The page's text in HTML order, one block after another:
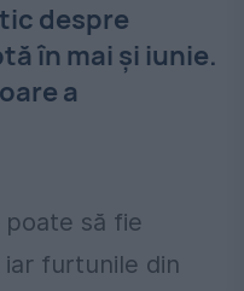
despre
în mai și iunie.
a
poate să fie
furtunile din